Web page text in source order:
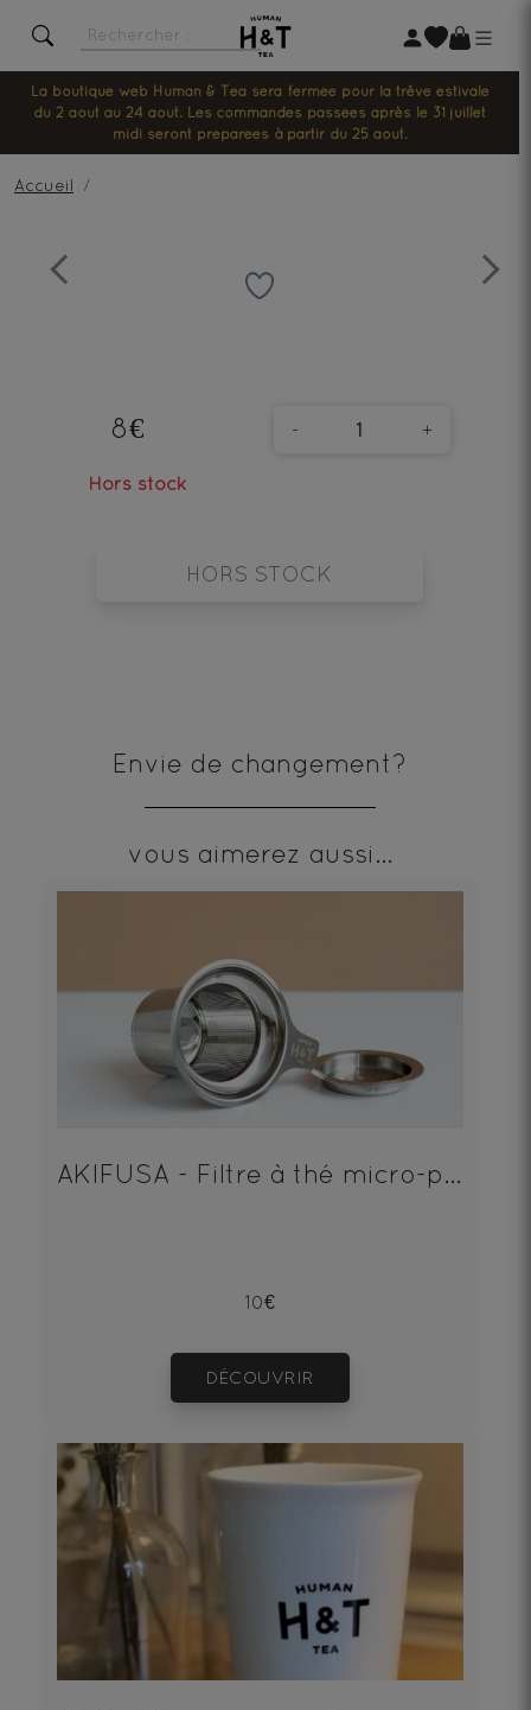
La boutique web Human & Tea sera fermée pour la trêve estivale
du 2 août au 24 août. Les commandes passées après le 31 juillet
midi seront préparées à partir du 25 août.
Accueil
Previous Next
8€
Hors stock
- +
HORS STOCK
Envie de changement?
vous aimerez aussi...
AKIFUSA - Filtre à thé micro-perforé Human and Tea
10€
DÉCOUVRIR